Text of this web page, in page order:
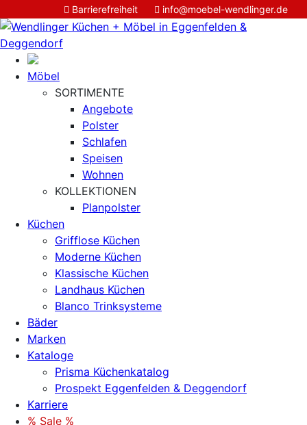
 Barrierefreiheit  info@moebel-wendlinger.de
Möbel
SORTIMENTE
Angebote
Polster
Schlafen
Speisen
Wohnen
KOLLEKTIONEN
Planpolster
Küchen
Grifflose Küchen
Moderne Küchen
Klassische Küchen
Landhaus Küchen
Blanco Trinksysteme
Bäder
Marken
Kataloge
Prisma Küchenkatalog
Prospekt Eggenfelden & Deggendorf
Karriere
% Sale %